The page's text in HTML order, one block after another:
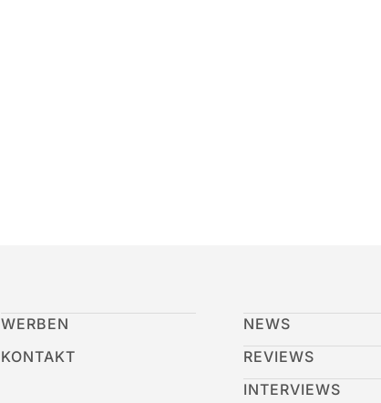
WERBEN
KONTAKT
NEWS
REVIEWS
INTERVIEWS